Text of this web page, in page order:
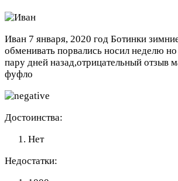
Иван 7 января, 2020 год Ботинки
обменивать порвались носил неделю
пару дней назад,отрицательный отзыв
фуфло
Достоинства:
Нет
Недостатки: